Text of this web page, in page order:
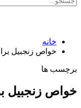
خانه
خواص زنجبیل
برچسب ها
خواص زنجبیل